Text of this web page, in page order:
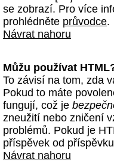
se zobrazí. Pro více
prohlédněte průvodce.
Návrat nahoru
Můžu používat
To závisí na tom, zda
Pokud to máte
fungují, což je
zneužití nebo zničení
problémů. Pokud je
příspěvek od
Návrat nahoru